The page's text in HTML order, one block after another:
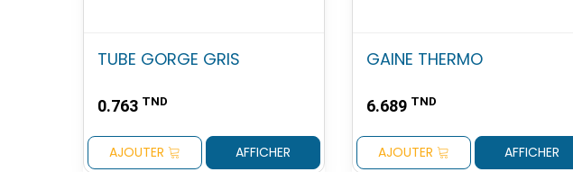
TUBE GORGE GRIS
0.763 TND
AJOUTER AFFICHER
GAINE THERMO
6.689 TND
AJOUTER AFFICHER